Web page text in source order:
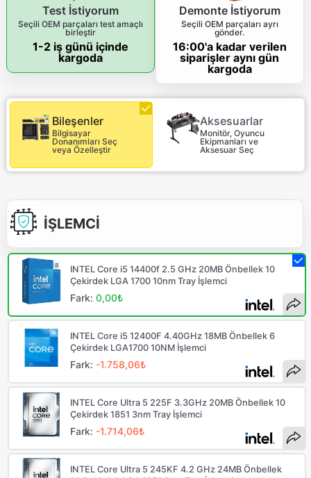
Test İstiyorum
Seçili OEM parçaları test amaçlı
birleştir
1-2 iş günü içinde
kargoda
Demonte İstiyorum
Seçili OEM parçaları ayrı
gönder.
16:00'a kadar verilen
siparişler aynı gün
kargoda
Bileşenler
Bilgisayar
Donanımları Seç
veya Özelleştir
Aksesuarlar
Monitör, Oyuncu
Ekipmanları ve
Aksesuar Seç
İŞLEMCİ
INTEL Core i5 14400f 2.5 GHz 20MB Önbellek 10
Çekirdek LGA 1700 10nm Tray İşlemci
Fark:0,00₺
INTEL Core i5 12400F 4.40GHz 18MB Önbellek 6
Çekirdek LGA1700 10NM İşlemci
Fark: -1.758,06₺
INTEL Core Ultra 5 225F 3.3GHz 20MB Önbellek 10
Çekirdek 1851 3nm Tray İşlemci
Fark: -1.714,06₺
INTEL Core Ultra 5 245KF 4.2 GHz 24MB Önbellek